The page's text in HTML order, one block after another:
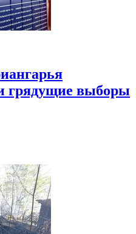
грядущие выборы